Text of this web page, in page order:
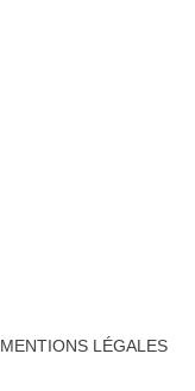
MENTIONS LÉGALES